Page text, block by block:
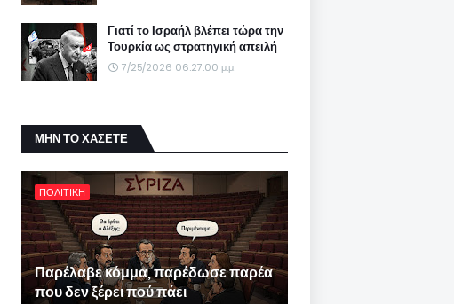
Γιατί το Ισραήλ βλέπει τώρα την
Τουρκία ως στρατηγική απειλή
7/25/2026 06:27:00 μ.μ.
ΜΗΝ ΤΟ ΧΑΣΕΤΕ
ΠΟΛΙΤΙΚΗ
Παρέλαβε κόμμα, παρέδωσε παρέα
που δεν ξέρει πού πάει